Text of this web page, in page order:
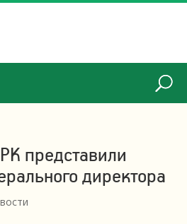
представили
директора